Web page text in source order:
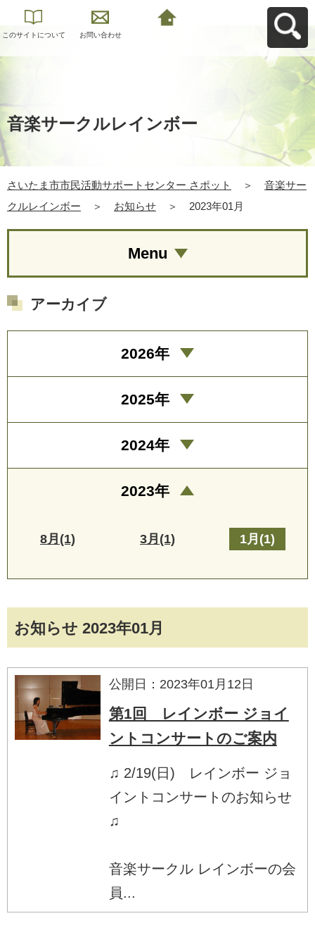
このサイトについて お問い合わせ
音楽サークルレインボー
さいたま市市民活動サポートセンター さポット ＞
音楽サー
クルレインボー
＞ お知らせ ＞ 2023年01月
お知らせ 2023年01月
公開日：2023年01月12日
第1回 レインボー ジョイ
ントコンサートのご案内
♫ 2/19(日) レインボー ジョ
イントコンサートのお知らせ
♫
音楽サークル レインボーの会
員...
Menu
アーカイブ
2026年
2025年
2024年
2023年
8月(1) 3月(1) 1月(1)